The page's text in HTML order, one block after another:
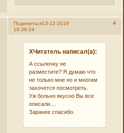
Поделиться 4
13-12-2019
16:36:24
XЧитатель написал(а):
А ссылочку не
разместите? Я думаю что
не только мне но и многим
захочется посмотреть.
Уж больно вкусно Вы все
описали....
Заранее спасибо.